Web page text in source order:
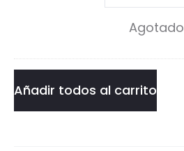
Pin
cantidad
Agotado
Añadir todos al carrito